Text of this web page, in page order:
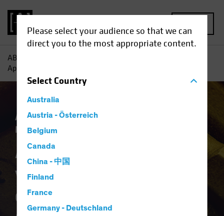
Please select your audience so that we can
direct you to the most appropriate content.
SelectCountry
Australia
Austria - Österreich
Belgium
Canada
China - 中国
Finland
France
Germany - Deutschland
AB
Aprovechando el yield —y el crecimiento— en multiactivos.
Asignación de activos
Multiactivos
Aprovechando el
yield —y el
crecimiento— en